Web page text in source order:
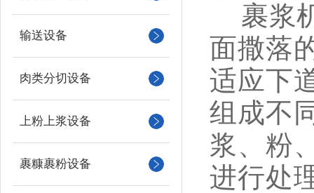
输送设备
肉类分切设备
上粉上浆设备
裹糠裹粉设备
裹浆
面撒落
适应下
组成不
浆、粉
进行处